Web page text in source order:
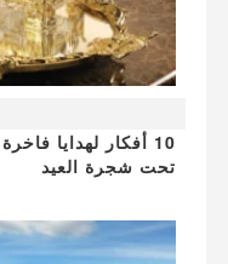
تحت شجرة العيد